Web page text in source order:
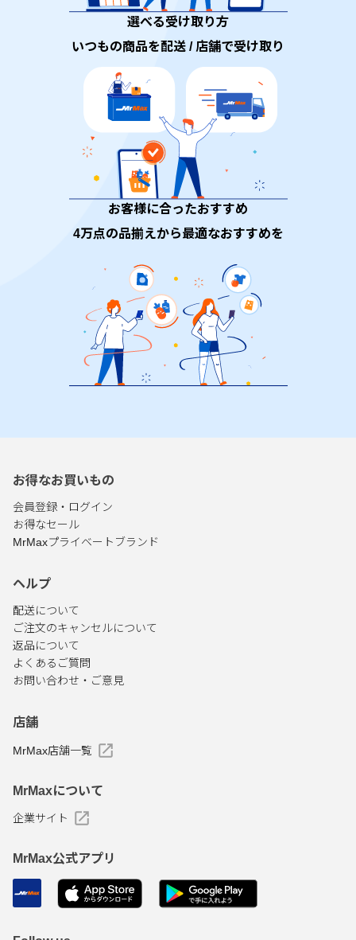
選べる受け取り方
いつもの商品を配送 / 店舗で受け取り
お客様に合ったおすすめ
4万点の品揃えから最適なおすすめを
お得なお買いもの
会員登録・ログイン
お得なセール
MrMaxプライベートブランド
ヘルプ
配送について
ご注文のキャンセルについて
返品について
よくあるご質問
お問い合わせ・ご意見
店舗
MrMax店舗一覧
MrMaxについて
企業サイト
MrMax公式アプリ